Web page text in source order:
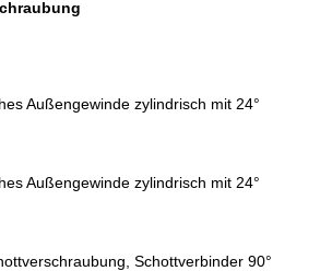
Außengewinde zylindrisch mit 24°
Außengewinde zylindrisch mit 24°
Schottverbinder 90°